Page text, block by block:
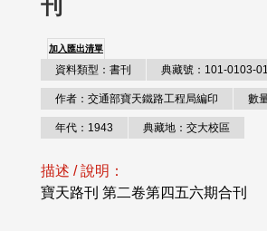
刊
加入匯出清單
資料類型：書刊 典藏號：101-0103-
作者：交通部寶天鐵路工程局編印 數
年代：1943 典藏地：交大校區
描述 / 說明：
寶天路刊 第二卷第四五六期合刊